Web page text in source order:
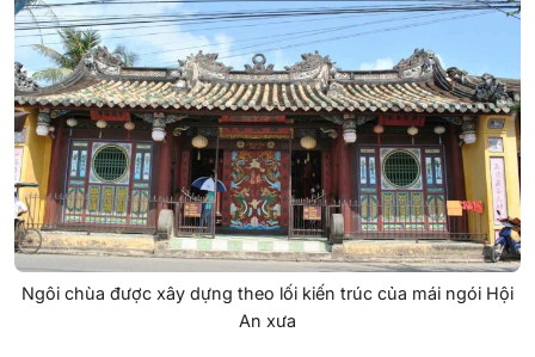
Ngôi chùa được xây dựng theo lối kiến trúc của mái ngói Hội
An xưa